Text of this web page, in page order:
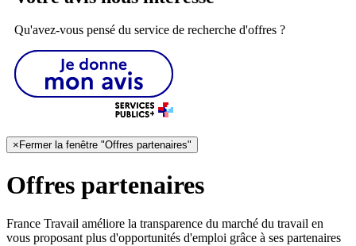
Qu'avez-vous pensé du service de recherche d'offres ?
× Fermer la fenêtre "Offres partenaires"
Offres partenaires
France Travail améliore la transparence du marché du travail en
vous proposant plus d'opportunités d'emploi grâce à ses partenaires